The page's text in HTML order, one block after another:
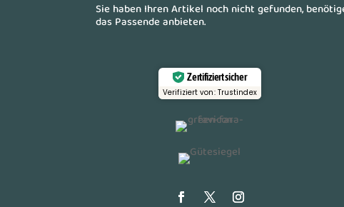
Sie haben Ihren Artikel noch nicht gefunden,
das Passende anbieten.
Zertifiziert sicher
Verifiziert von: Trustindex